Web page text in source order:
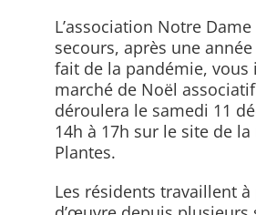
L’association Notre
secours, après une
fait de la pandémie, vous
marché de Noël
déroulera le samedi 11
14h à 17h sur le site de la
Plantes.
Les résidents travaillent à